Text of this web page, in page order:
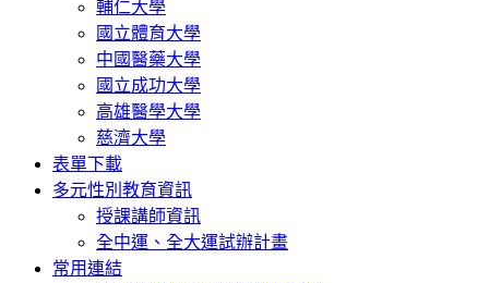
輔仁大學
國立體育大學
中國醫藥大學
國立成功大學
高雄醫學大學
慈濟大學
表單下載
多元性別教育資訊
授課講師資訊
全中運、全大運試辦計畫
常用連結